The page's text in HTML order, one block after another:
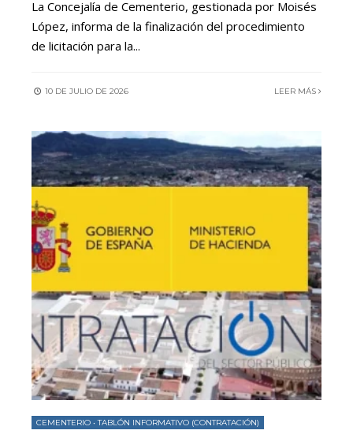
La Concejalía de Cementerio, gestionada por Moisés
López, informa de la finalización del procedimiento
de licitación para la...
10 DE JULIO DE 2026 LEER MÁS
CEMENTERIO •TABLÓN INFORMATIVO (CONTRATACIÓN)